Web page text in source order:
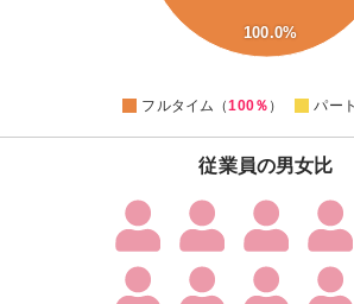
100.0%
フルタイム（100％ ） パー
従業員の男女比